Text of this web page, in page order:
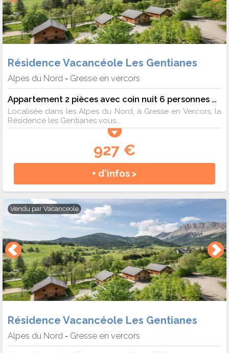
Résidence Vacancéole Les Gentianes
Alpes du Nord - Gresse en vercors
Appartement 2 pièces avec coin nuit 6 personnes mansardé
Localisée dans les Alpes du Nord, à Gresse en Vercors, la
Résidence les Gentianes vous...
927 €
+ d'infos >
Vendu par Vacanceole
Résidence Vacancéole Les Gentianes
Alpes du Nord - Gresse en vercors